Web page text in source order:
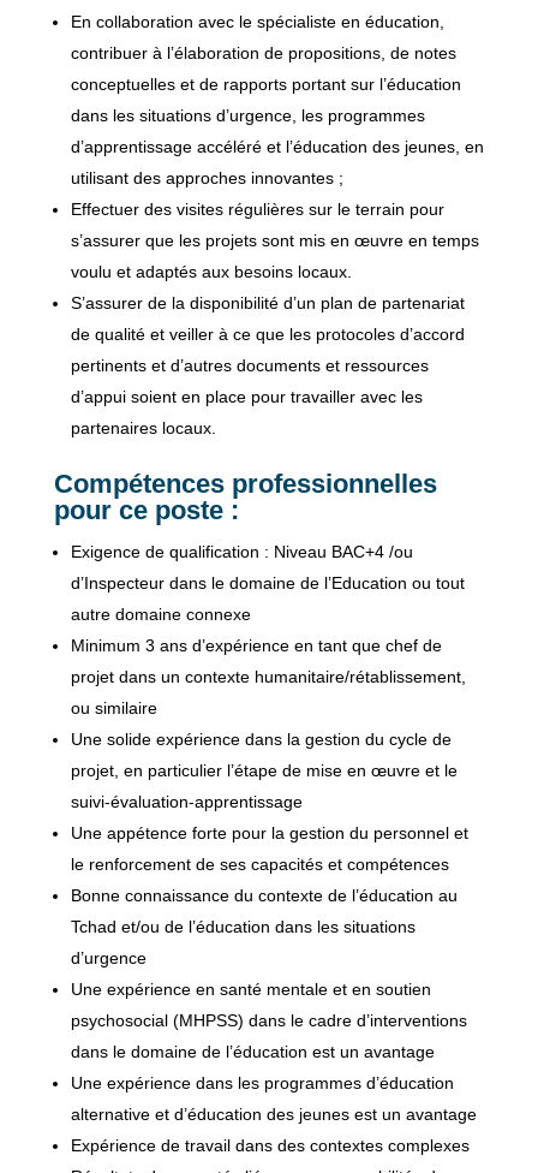
En collaboration avec le spécialiste en éducation,
contribuer à l’élaboration de propositions, de notes
conceptuelles et de rapports portant sur l’éducation
dans les situations d’urgence, les programmes
d’apprentissage accéléré et l’éducation des jeunes, en
utilisant des approches innovantes ;
Effectuer des visites régulières sur le terrain pour
s’assurer que les projets sont mis en œuvre en temps
voulu et adaptés aux besoins locaux.
S’assurer de la disponibilité d’un plan de partenariat
de qualité et veiller à ce que les protocoles d’accord
pertinents et d’autres documents et ressources
d’appui soient en place pour travailler avec les
partenaires locaux.
Compétences professionnelles
pour ce poste :
Exigence de qualification : Niveau BAC+4 /ou
d’Inspecteur dans le domaine de l’Education ou tout
autre domaine connexe
Minimum 3 ans d’expérience en tant que chef de
projet dans un contexte humanitaire/rétablissement,
ou similaire
Une solide expérience dans la gestion du cycle de
projet, en particulier l’étape de mise en œuvre et le
suivi-évaluation-apprentissage
Une appétence forte pour la gestion du personnel et
le renforcement de ses capacités et compétences
Bonne connaissance du contexte de l’éducation au
Tchad et/ou de l’éducation dans les situations
d’urgence
Une expérience en santé mentale et en soutien
psychosocial (MHPSS) dans le cadre d’interventions
dans le domaine de l’éducation est un avantage
Une expérience dans les programmes d’éducation
alternative et d’éducation des jeunes est un avantage
Expérience de travail dans des contextes complexes